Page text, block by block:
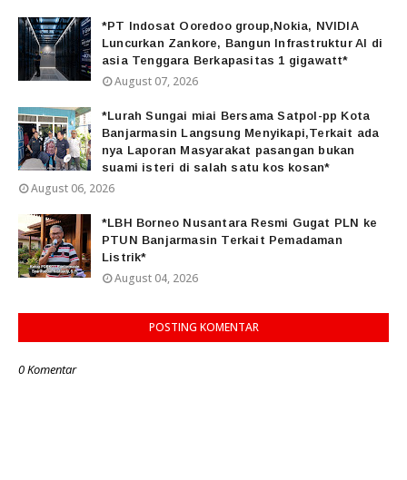
*PT Indosat Ooredoo group,Nokia, NVIDIA
Luncurkan Zankore, Bangun Infrastruktur AI di
asia Tenggara Berkapasitas 1 gigawatt*
August 07, 2026
*Lurah Sungai miai Bersama Satpol-pp Kota
Banjarmasin Langsung Menyikapi,Terkait ada
nya Laporan Masyarakat pasangan bukan
suami isteri di salah satu kos kosan*
August 06, 2026
*LBH Borneo Nusantara Resmi Gugat PLN ke
PTUN Banjarmasin Terkait Pemadaman
Listrik*
August 04, 2026
POSTING KOMENTAR
0 Komentar